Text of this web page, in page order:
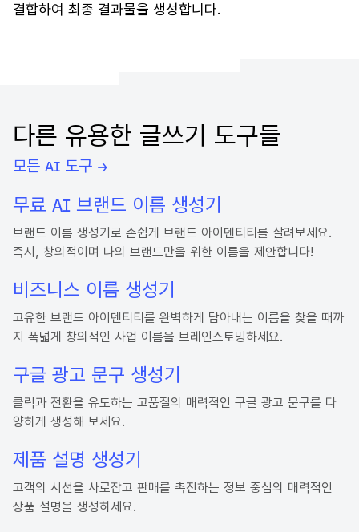
결합하여 최종 결과물을 생성합니다.
다른 유용한 글쓰기 도구들
모든 AI 도구 →
무료 AI 브랜드 이름 생성기
브랜드 이름 생성기로 손쉽게 브랜드 아이덴티티를 살려보세요.
즉시, 창의적이며 나의 브랜드만을 위한 이름을 제안합니다!
비즈니스 이름 생성기
고유한 브랜드 아이덴티티를 완벽하게 담아내는 이름을 찾을 때까
지 폭넓게 창의적인 사업 이름을 브레인스토밍하세요.
구글 광고 문구 생성기
클릭과 전환을 유도하는 고품질의 매력적인 구글 광고 문구를 다
양하게 생성해 보세요.
제품 설명 생성기
고객의 시선을 사로잡고 판매를 촉진하는 정보 중심의 매력적인
상품 설명을 생성하세요.